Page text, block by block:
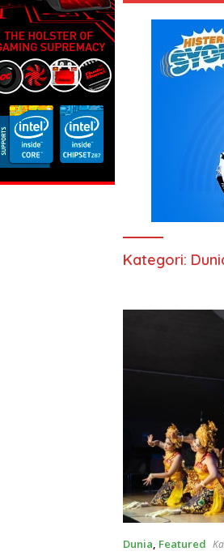
Kategori:
Dunia, Featured